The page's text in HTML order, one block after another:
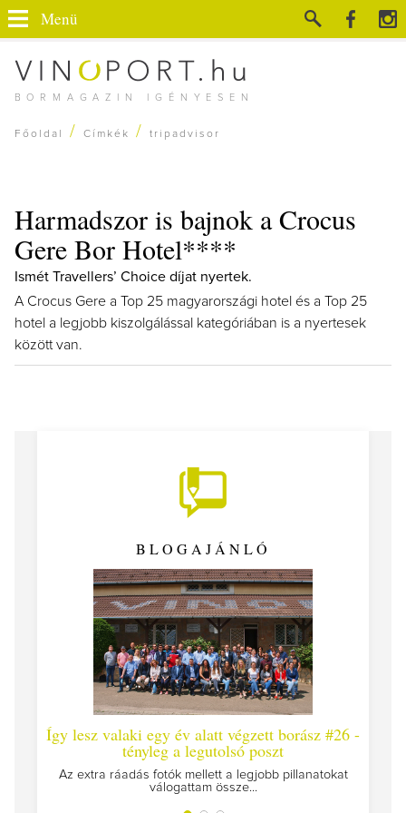
BORMAGAZIN IGÉNYESEN
Menü
Főoldal / Címkék / tripadvisor
Harmadszor is bajnok a Crocus
Gere Bor Hotel****
Ismét Travellers’ Choice díjat nyertek.
A Crocus Gere a Top 25 magyarországi hotel és a Top 25
hotel a legjobb kiszolgálással kategóriában is a nyertesek
között van.
BLOGAJÁNLÓ
Így lesz valaki egy év alatt végzett borász #26 -
tényleg a legutolsó poszt
Az extra ráadás fotók mellett a legjobb pillanatokat
válogattam össze...